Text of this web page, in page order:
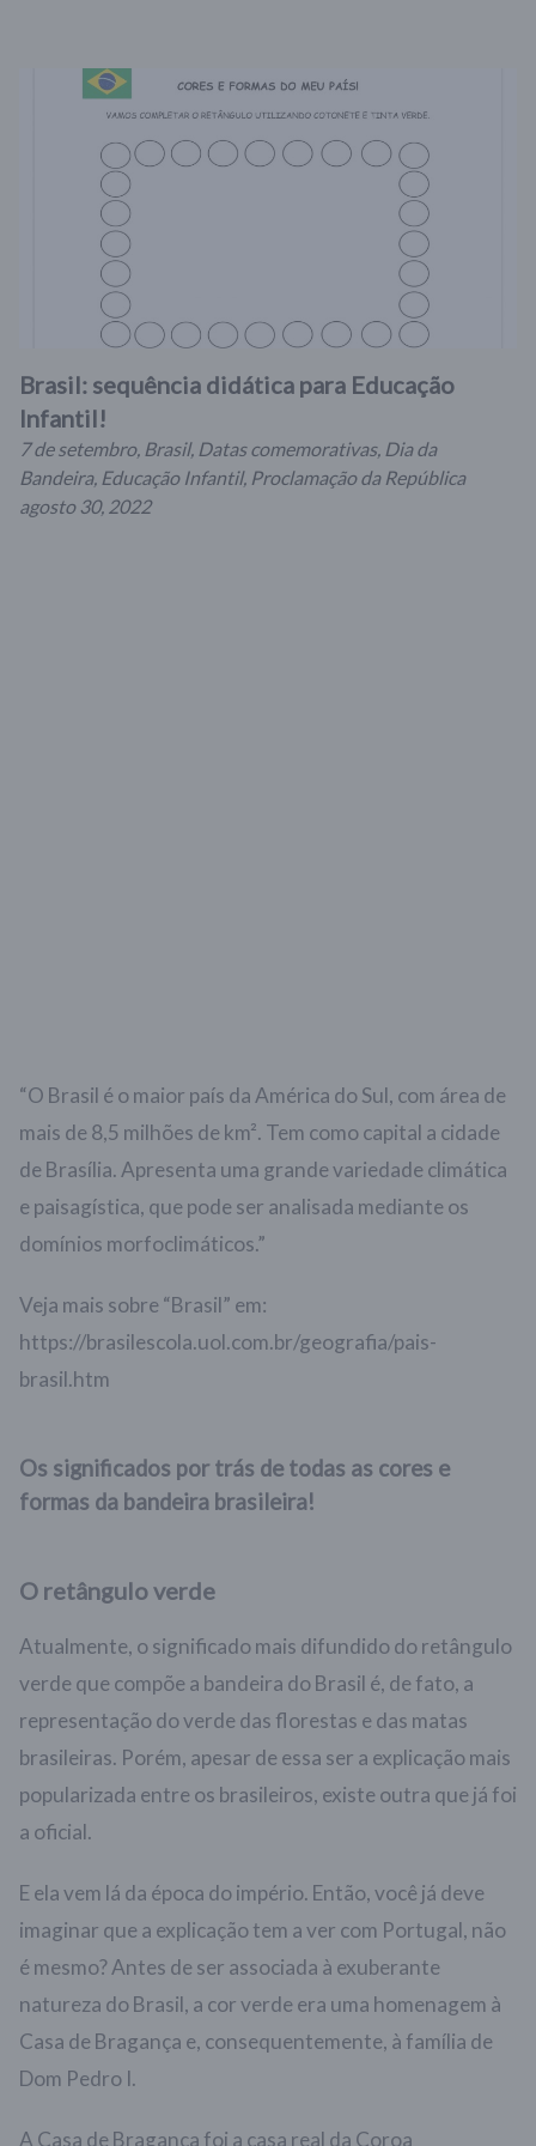
Brasil: sequência didática para Educação
Infantil!
7 de setembro, Brasil, Datas comemorativas, Dia da
Bandeira, Educação Infantil, Proclamação da República
agosto 30, 2022
“O Brasil é o maior país da América do Sul, com área de
mais de 8,5 milhões de km². Tem como capital a cidade
de Brasília. Apresenta uma grande variedade climática
e paisagística, que pode ser analisada mediante os
domínios morfoclimáticos.”
Veja mais sobre “Brasil” em:
https://brasilescola.uol.com.br/geografia/pais-
brasil.htm
Os significados por trás de todas as cores e
formas da bandeira brasileira!
O retângulo verde
Atualmente, o significado mais difundido do retângulo
verde que compõe a bandeira do Brasil é, de fato, a
representação do verde das florestas e das matas
brasileiras. Porém, apesar de essa ser a explicação mais
popularizada entre os brasileiros, existe outra que já foi
a oficial.
E ela vem lá da época do império. Então, você já deve
imaginar que a explicação tem a ver com Portugal, não
é mesmo? Antes de ser associada à exuberante
natureza do Brasil, a cor verde era uma homenagem à
Casa de Bragança e, consequentemente, à família de
Dom Pedro I.
A Casa de Bragança foi a casa real da Coroa